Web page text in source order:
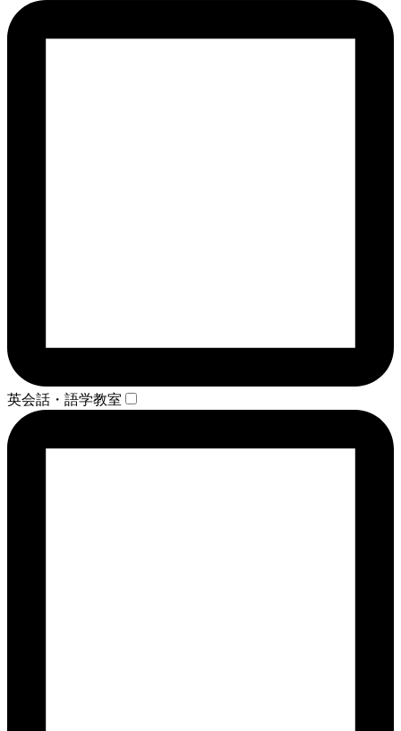
英会話・語学教室